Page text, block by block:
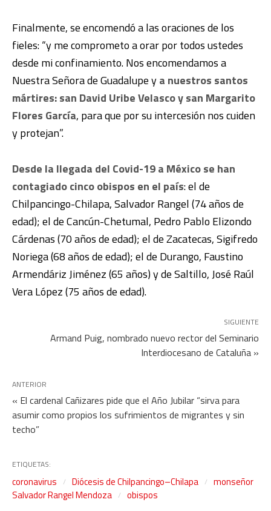
Finalmente, se encomendó a las oraciones de los
fieles: “y me comprometo a orar por todos ustedes
desde mi confinamiento. Nos encomendamos a
Nuestra Señora de Guadalupe ya nuestros santos
mártires: san David Uribe Velasco y san Margarito
Flores García, para que por su intercesión nos cuiden
y protejan”.
Desde la llegada del Covid-19 a México se han
contagiado cinco obispos en el país: el de
Chilpancingo-Chilapa, Salvador Rangel (74 años de
edad); el de Cancún-Chetumal, Pedro Pablo Elizondo
Cárdenas (70 años de edad); el de Zacatecas, Sigifredo
Noriega (68 años de edad); el de Durango, Faustino
Armendáriz Jiménez (65 años) y de Saltillo, José Raúl
Vera López (75 años de edad).
SIGUIENTE
Armand Puig, nombrado nuevo rector del Seminario
Interdiocesano de Cataluña »
ANTERIOR
« El cardenal Cañizares pide que el Año Jubilar “sirva para
asumir como propios los sufrimientos de migrantes y sin
techo”
ETIQUETAS:
coronavirus Diócesis de Chilpancingo–Chilapa
monseñor
Salvador Rangel Mendoza
obispos